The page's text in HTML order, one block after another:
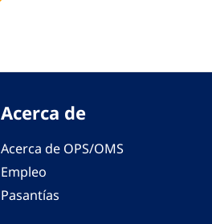
Acerca de
Acerca de OPS/OMS
Empleo
Pasantías